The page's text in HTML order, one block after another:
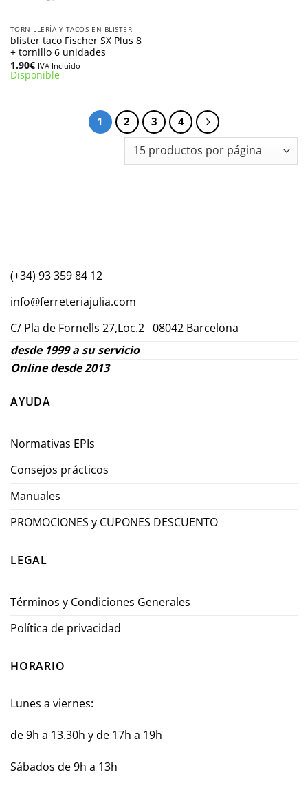
TORNILLERÍA Y TACOS EN BLISTER
blister taco Fischer SX Plus 8
+ tornillo 6 unidades
1.90€ IVA Incluido
Disponible
1 2 3 4
(+34) 93 359 84 12
info@ferreteriajulia.com
C/ Pla de Fornells 27,Loc.2 08042 Barcelona
desde 1999 a su servicio
Online desde 2013
AYUDA
Normativas EPIs
Consejos prácticos
Manuales
PROMOCIONES y CUPONES DESCUENTO
LEGAL
Términos y Condiciones Generales
Política de privacidad
HORARIO
Lunes a viernes:
de 9h a 13.30h y de 17h a 19h
Sábados de 9h a 13h